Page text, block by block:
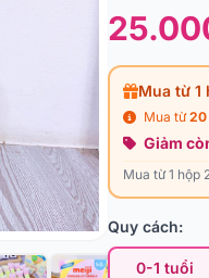
Mua từ 1
Mua từ20
Giảm
Mua từ 1 hộp
Quy cách:
0-1 tuổi